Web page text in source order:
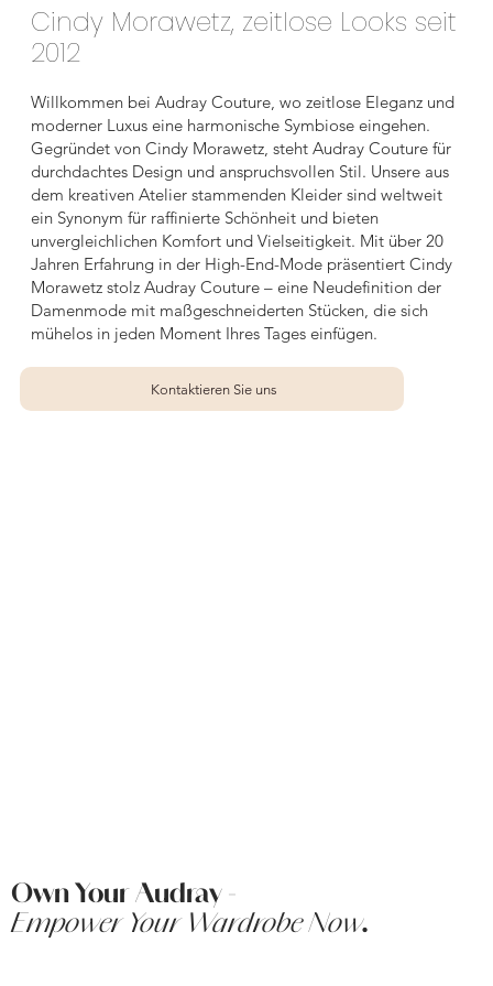
Cindy Morawetz, zeitlose Looks seit
2012
Willkommen bei Audray Couture, wo zeitlose Eleganz und
moderner Luxus eine harmonische Symbiose eingehen.
Gegründet von Cindy Morawetz, steht Audray Couture für
durchdachtes Design und anspruchsvollen Stil. Unsere aus
dem kreativen Atelier stammenden Kleider sind weltweit
ein Synonym für raffinierte Schönheit und bieten
unvergleichlichen Komfort und Vielseitigkeit. Mit über 20
Jahren Erfahrung in der High-End-Mode präsentiert Cindy
Morawetz stolz Audray Couture – eine Neudefinition der
Damenmode mit maßgeschneiderten Stücken, die sich
mühelos in jeden Moment Ihres Tages einfügen.
Kontaktieren Sie uns
Own Your Audray -
Empower Your Wardrobe Now.